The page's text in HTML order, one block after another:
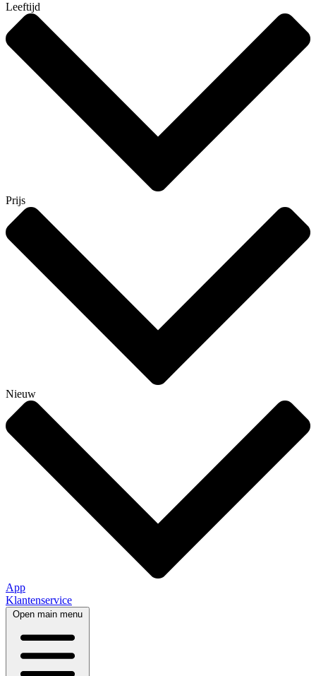
Leeftijd
Prijs
Nieuw
App
Klantenservice
Open main menu